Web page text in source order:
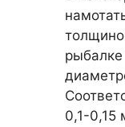
рыбалке
0,1-0,15